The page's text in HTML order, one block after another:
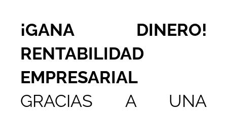
¡GANA DINERO!
RENTABILIDAD
EMPRESARIAL
GRACIAS A UNA